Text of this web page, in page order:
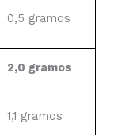
0,5 gramos
2,0 gramos
1,1 gramos